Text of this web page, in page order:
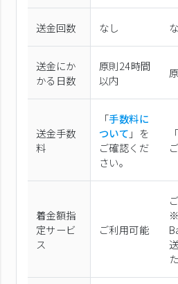
送金回数 なし
送金にか
かる日数
原則24時間
以内
送金手数
料
「手数料に
ついて 」を
ご確認くだ
さい。
着金額指
定サービ
ス
ご利用可能